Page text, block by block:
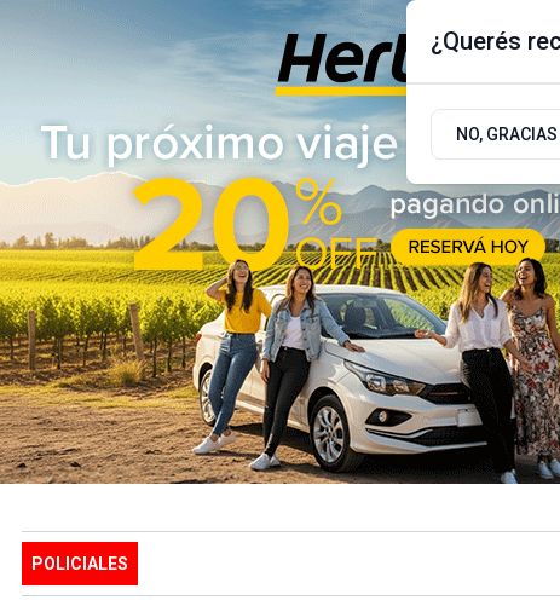
Jueves 6 de Agosto
de 2026
17.9ºc | Buenos Aires, AR
ÚLTIMAS NOTICIAS ACTUALIDAD POLÍTICA
POLICIALES
¿Querés
NO, GRACIAS